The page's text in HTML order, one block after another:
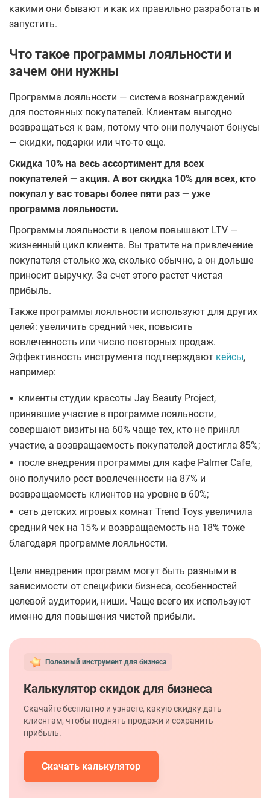
какими они бывают и как их правильно разработать и
запустить.
Что такое программы лояльности и
зачем они нужны
Программа лояльности — система вознаграждений
для постоянных покупателей. Клиентам выгодно
возвращаться к вам, потому что они получают бонусы
— скидки, подарки или что-то еще.
Скидка 10% на весь ассортимент для всех
покупателей — акция. А вот скидка 10% для всех, кто
покупал у вас товары более пяти раз — уже
программа лояльности.
Программы лояльности в целом повышают LTV —
жизненный цикл клиента. Вы тратите на привлечение
покупателя столько же, сколько обычно, а он дольше
приносит выручку. За счет этого растет чистая
прибыль.
Также программы лояльности используют для других
целей: увеличить средний чек, повысить
вовлеченность или число повторных продаж.
Эффективность инструмента подтверждают кейсы,
например:
• клиенты студии красоты Jay Beauty Project,
принявшие участие в программе лояльности,
совершают визиты на 60% чаще тех, кто не принял
участие, а возвращаемость покупателей достигла 85%;
• после внедрения программы для кафе Palmer Cafe,
оно получило рост вовлеченности на 87% и
возвращаемость клиентов на уровне в 60%;
• сеть детских игровых комнат Trend Toys увеличила
средний чек на 15% и возвращаемость на 18% тоже
благодаря программе лояльности.
Цели внедрения программ могут быть разными в
зависимости от специфики бизнеса, особенностей
целевой аудитории, ниши. Чаще всего их используют
именно для повышения чистой прибыли.
Полезный инструмент для бизнеса
Калькулятор скидок для бизнеса
Скачайте бесплатно и узнаете, какую скидку дать
клиентам, чтобы поднять продажи и сохранить
прибыль.
Скачать калькулятор